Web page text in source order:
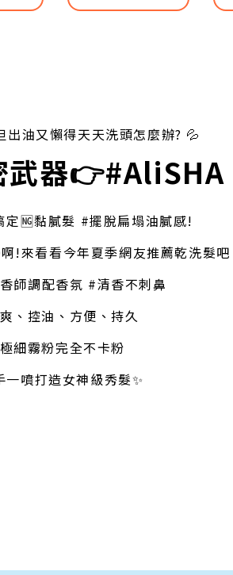
出油又懶得天天洗頭怎麼辦? 💦
武器👉#AliSHA
🆖黏膩髮 #擺脫扁塌油膩感!
!來看看今年夏季網友推薦乾洗髮
師調配香氛 #清香不刺鼻
、控油、方便、持久
細霧粉完全不卡粉
一噴打造女神級秀髮✨